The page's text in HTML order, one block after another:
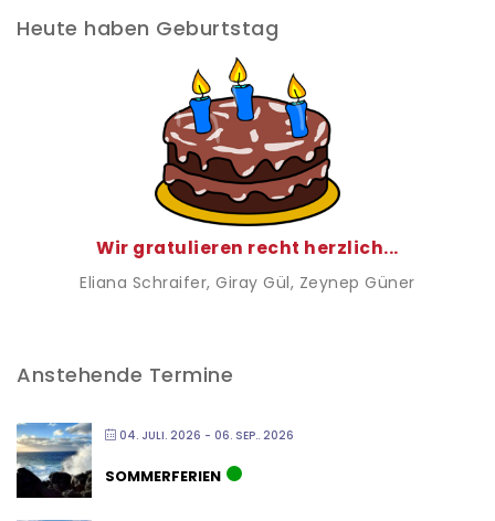
Heute haben Geburtstag
Wir gratulieren recht herzlich...
Eliana Schraifer, Giray Gül, Zeynep Güner
Anstehende Termine
04. JULI. 2026 - 06. SEP.. 2026
SOMMERFERIEN